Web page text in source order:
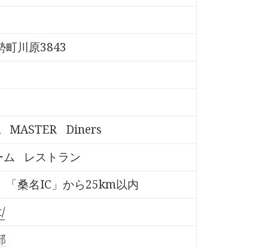
町川原3843
MASTER
Diners
ム
レストラン
「桑名IC」から25km以内